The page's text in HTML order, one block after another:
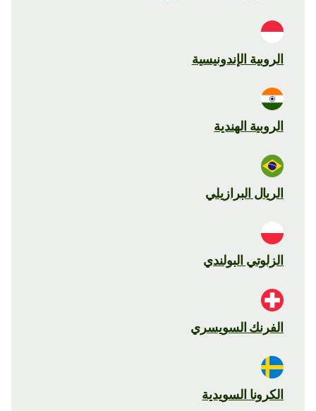
الروبية الإندونيسية
الروبية الهندية
الريال البرازيلي
الزلوتي البولندي
الفرنك السويسري
الكرونا السويدية